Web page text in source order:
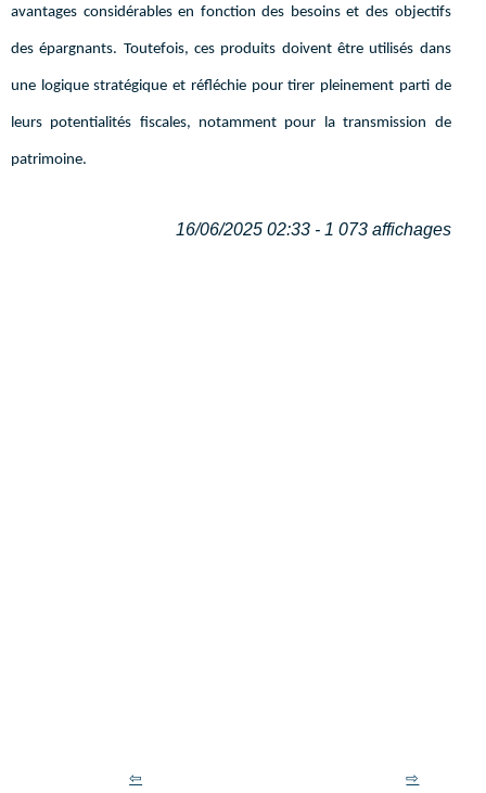
avantages considérables en fonction des besoins et des objectifs
des épargnants. Toutefois, ces produits doivent être utilisés dans
une logique stratégique et réfléchie pour tirer pleinement parti de
leurs potentialités fiscales, notamment pour la transmission de
patrimoine.
16/06/2025 02:33 - 1 073 affichages